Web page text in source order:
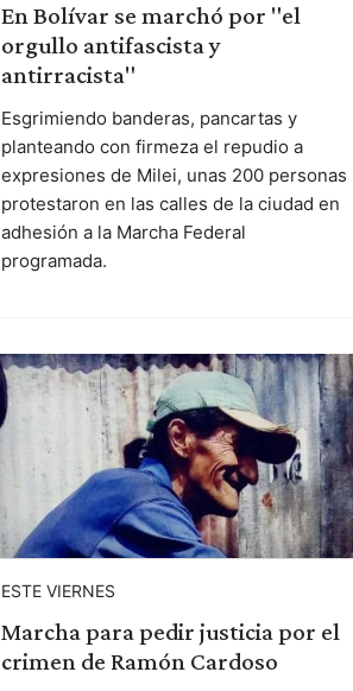
En Bolívar se marchó por "el
orgullo antifascista y
antirracista"
Esgrimiendo banderas, pancartas y
planteando con firmeza el repudio a
expresiones de Milei, unas 200 personas
protestaron en las calles de la ciudad en
adhesión a la Marcha Federal
programada.
ESTE VIERNES
Marcha para pedir justicia por el
crimen de Ramón Cardoso